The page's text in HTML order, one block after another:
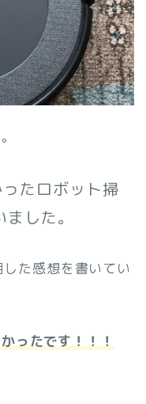
たロボット掃
した。
た感想を書いてい
ったです！！！